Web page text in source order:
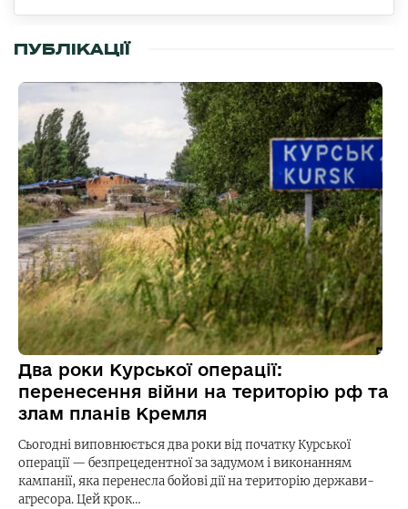
ПУБЛІКАЦІЇ
Два роки Курської операції:
перенесення війни на територію рф та
злам планів Кремля
Сьогодні виповнюється два роки від початку Курської
операції — безпрецедентної за задумом і виконанням
кампанії, яка перенесла бойові дії на територію держави-
агресора. Цей крок…